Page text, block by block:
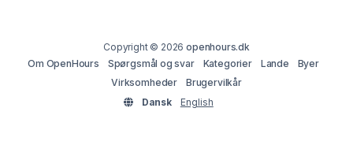
Copyright © 2026openhours.dk
Om OpenHours
Spørgsmål og svar Kategorier Lande
Byer
Virksomheder
Brugervilkår
Dansk
English